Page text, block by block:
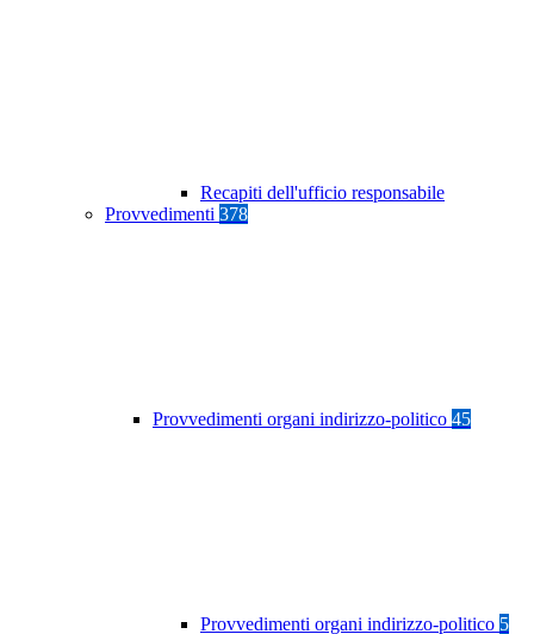
Recapiti dell'ufficio responsabile
Provvedimenti 378
Provvedimenti organi indirizzo-politico 45
Provvedimenti organi indirizzo-politico 5